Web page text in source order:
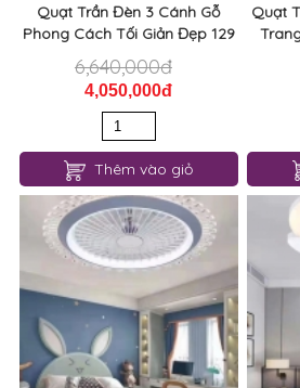
Quạt Trần Đèn 3 Cánh Gỗ
Phong Cách Tối Giản Đẹp 129
6,640,000đ
4,050,000đ
Thêm vào giỏ
Quạt